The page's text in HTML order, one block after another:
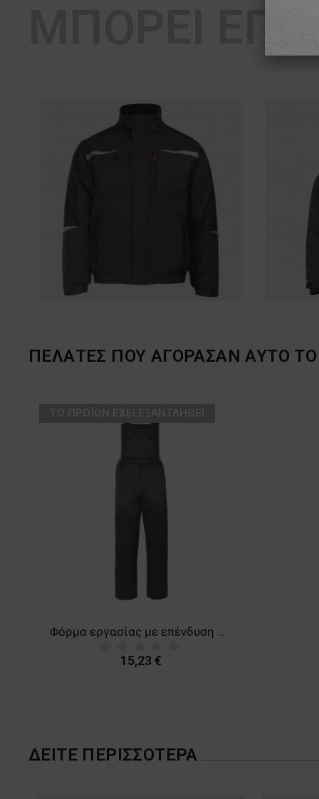
ΜΠΟΡΕΊ
ΠΕΛΆΤΕΣ ΠΟΥ ΑΓΌΡΑΣΑΝ ΑΥΤΌ
Φόρμα εργασίας με επένδυση BN TITAN
15,23 €
ΔΕΊΤΕ ΠΕΡΙΣΣΌΤΕΡΑ